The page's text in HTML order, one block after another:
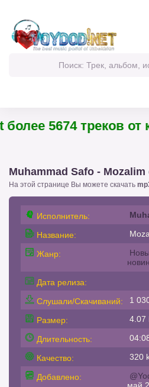
5674 треков от
Muhammad Safo - Mozalim
На этой странице Вы можете скачать
Исполнитель:
Название:
Жанр:
Дата релиза:
Слушали/Скачиваний:
1
Размер:
Длительность:
Качество: 320
Добавлено:
май